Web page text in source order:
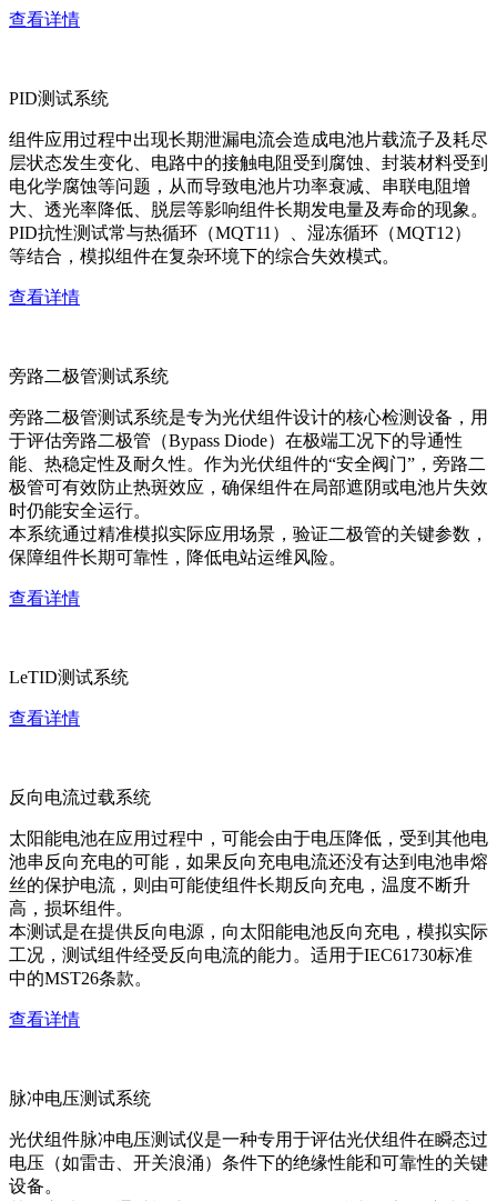
查看详情
PID测试系统
组件应用过程中出现长期泄漏电流会造成电池片载流子及耗尽
层状态发生变化、电路中的接触电阻受到腐蚀、封装材料受到
电化学腐蚀等问题，从而导致电池片功率衰减、串联电阻增
大、透光率降低、脱层等影响组件长期发电量及寿命的现象。
PID抗性测试常与热循环（MQT11）、湿冻循环（MQT12）
等结合，模拟组件在复杂环境下的综合失效模式。
查看详情
旁路二极管测试系统
旁路二极管测试系统是专为光伏组件设计的核心检测设备，用
于评估旁路二极管（Bypass Diode）在极端工况下的导通性
能、热稳定性及耐久性。作为光伏组件的“安全阀门”，旁路二
极管可有效防止热斑效应，确保组件在局部遮阴或电池片失效
时仍能安全运行。
本系统通过精准模拟实际应用场景，验证二极管的关键参数，
保障组件长期可靠性，降低电站运维风险。
查看详情
LeTID测试系统
查看详情
反向电流过载系统
太阳能电池在应用过程中，可能会由于电压降低，受到其他电
池串反向充电的可能，如果反向充电电流还没有达到电池串熔
丝的保护电流，则由可能使组件长期反向充电，温度不断升
高，损坏组件。
本测试是在提供反向电源，向太阳能电池反向充电，模拟实际
工况，测试组件经受反向电流的能力。适用于IEC61730标准
中的MST26条款。
查看详情
脉冲电压测试系统
光伏组件脉冲电压测试仪是一种专用于评估光伏组件在瞬态过
电压（如雷击、开关浪涌）条件下的绝缘性能和可靠性的关键
设备。